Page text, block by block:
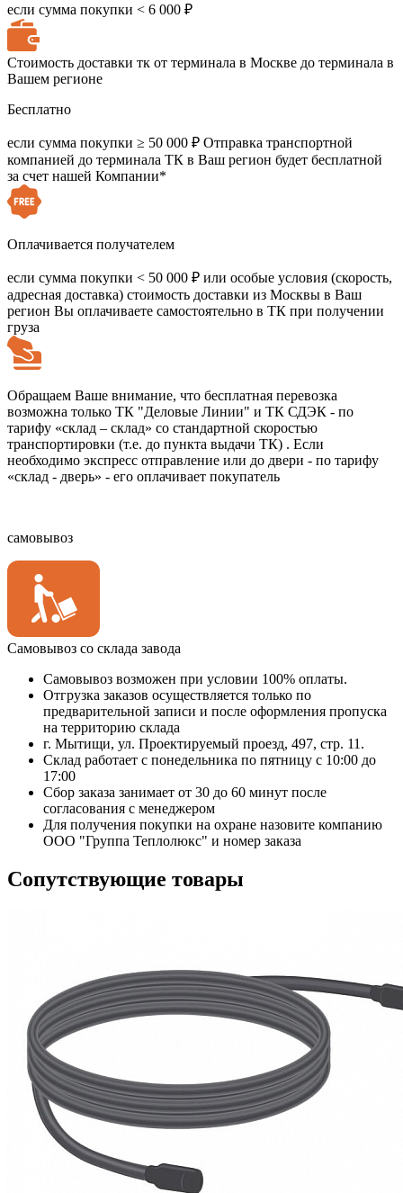
если сумма покупки < 6 000 ₽
Стоимость доставки тк от терминала в Москве до терминала в
Вашем регионе
Бесплатно
если сумма покупки ≥ 50 000 ₽ Отправка транспортной
компанией до терминала ТК в Ваш регион будет бесплатной
за счет нашей Компании*
Оплачивается получателем
если сумма покупки < 50 000 ₽ или особые условия (скорость,
адресная доставка) стоимость доставки из Москвы в Ваш
регион Вы оплачиваете самостоятельно в ТК при получении
груза
Обращаем Ваше внимание, что бесплатная перевозка
возможна только ТК "Деловые Линии" и ТК СДЭК - по
тарифу «склад – склад» со стандартной скоростью
транспортировки (т.е. до пункта выдачи ТК) . Если
необходимо экспресс отправление или до двери - по тарифу
«склад - дверь» - его оплачивает покупатель
самовывоз
Самовывоз со склада завода
Самовывоз возможен при условии 100% оплаты.
Отгрузка заказов осуществляется только по
предварительной записи и после оформления пропуска
на территорию склада
г. Мытищи, ул. Проектируемый проезд, 497, стр. 11.
Склад работает с понедельника по пятницу с 10:00 до
17:00
Сбор заказа занимает от 30 до 60 минут после
согласования с менеджером
Для получения покупки на охране назовите компанию
ООО "Группа Теплолюкс" и номер заказа
Сопутствующие товары